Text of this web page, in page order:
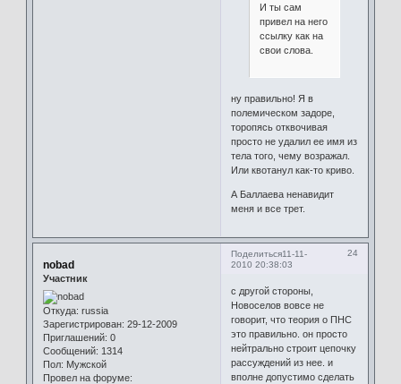
И ты сам
привел на него
ссылку как на
свои слова.
ну правильно! Я в
полемическом задоре,
торопясь отквочивая
просто не удалил ее имя из
тела того, чему возражал.
Или квотанул как-то криво.
А Баллаева ненавидит
меня и все трет.
Поделиться 24
11-11-
2010 20:38:03
nobad
Участник
Откуда: russia
Зарегистрирован: 29-12-2009
Приглашений: 0
Сообщений: 1314
Пол: Мужской
Провел на форуме:
с другой стороны,
Новоселов вовсе не
говорит, что теория о ПНС
это правильно. он просто
нейтрально строит цепочку
рассуждений из нее. и
вполне допустимо сделать